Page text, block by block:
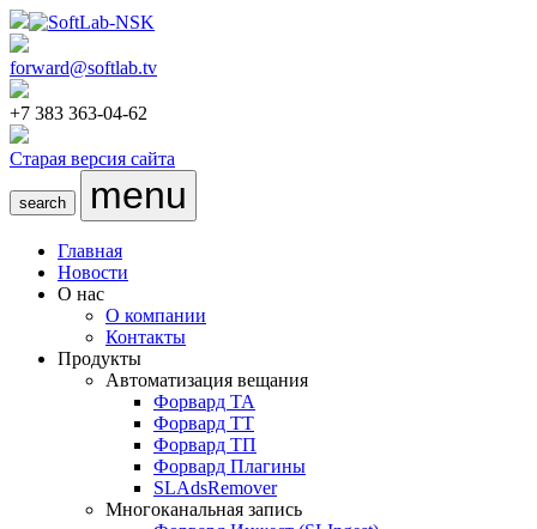
forward@softlab.tv
+7 383 363-04-62
Старая версия сайта
search menu
Главная
Новости
О нас
О компании
Контакты
Продукты
Автоматизация вещания
Форвард ТА
Форвард ТТ
Форвард ТП
Форвард Плагины
SLAdsRemover
Многоканальная запись